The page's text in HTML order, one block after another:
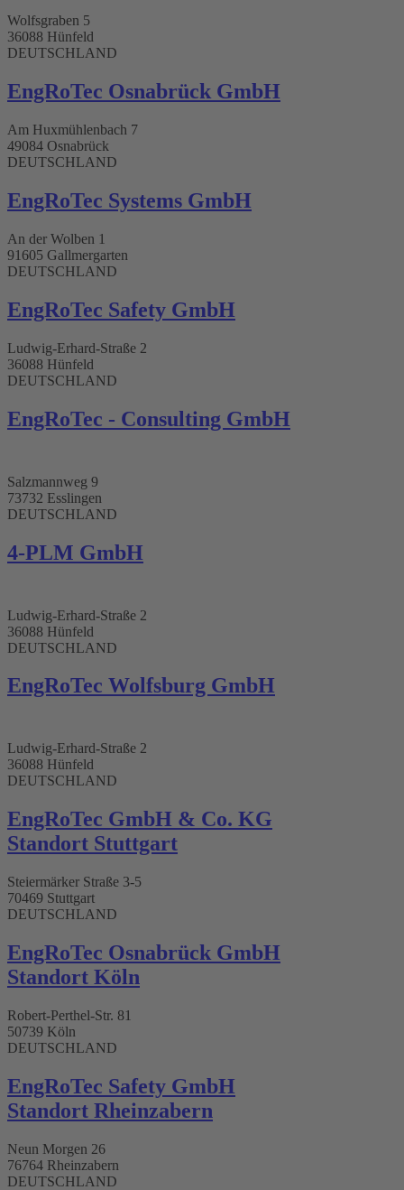
Wolfsgraben 5
36088 Hünfeld
DEUTSCHLAND
EngRoTec Osnabrück GmbH​
Am Huxmühlenbach 7
49084 Osnabrück
DEUTSCHLAND
EngRoTec Systems GmbH​
An der Wolben 1
91605 Gallmergarten
DEUTSCHLAND
EngRoTec Safety GmbH
Ludwig-Erhard-Straße 2
36088 Hünfeld
DEUTSCHLAND
EngRoTec - Consulting GmbH​
Salzmannweg 9
73732 Esslingen
DEUTSCHLAND
4-PLM GmbH​
Ludwig-Erhard-Straße 2
36088 Hünfeld
DEUTSCHLAND
EngRoTec Wolfsburg GmbH
Ludwig-Erhard-Straße 2
36088 Hünfeld
DEUTSCHLAND
EngRoTec GmbH & Co. KG
Standort Stuttgart​
Steiermärker Straße 3-5
70469 Stuttgart
DEUTSCHLAND
EngRoTec Osnabrück GmbH
Standort Köln
Robert-Perthel-Str. 81
50739 Köln
DEUTSCHLAND
EngRoTec Safety GmbH
Standort Rheinzabern
Neun Morgen 26
76764 Rheinzabern
DEUTSCHLAND